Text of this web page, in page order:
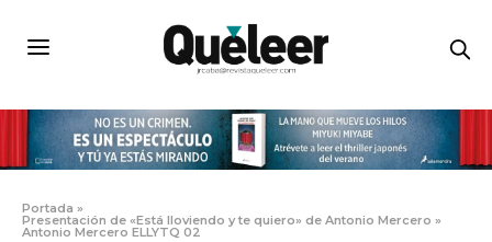
Portada »
Presentación de «Está lloviendo y te quiero» de Antonio Mercero »
Antonio Mercero ELLYTQ 02